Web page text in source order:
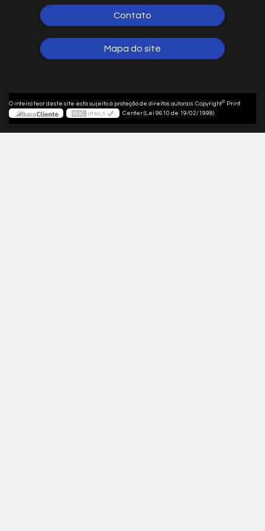
Contato
Mapa do site
O inteiro teor deste site está sujeito à proteção de direitos autorais. Copyright© Print
Center (Lei 9610 de 19/02/1998)